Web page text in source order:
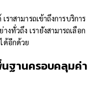
ราสามารถเข้าถึงการบริการ
ทั่วถึง เรายังสามารถเลือก
ด้อีกด้วย
ฐานครอบคลุมค่า